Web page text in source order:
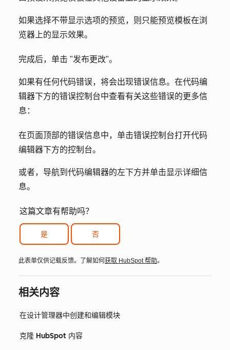
如果选择不带显示选项的预览，则只能预览模板在浏
览器上的显示效果。
完成后，单击 "发布更改"。
如果有任何代码错误，将会出现错误信息。在代码编
辑器下方的错误控制台中查看有关这些错误的更多信
息：
在页面顶部的错误信息中，单击错误控制台打开代码
编辑器下方的控制台。
或者，导航到代码编辑器的左下方并单击显示详细信
息。
这篇文章有帮助吗？
是 否
此表单仅供记载反馈。了解如何获取 HubSpot 帮助。
相关内容
在设计管理器中创建和编辑模块
克隆 HubSpot 内容